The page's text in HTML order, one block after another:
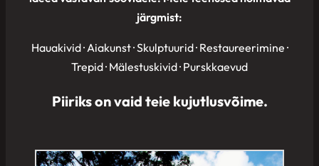
järgmist:
Hauakivid · Aiakunst · Skulptuurid · Restaureerimine ·
Trepid · Mälestuskivid · Purskkaevud
Piiriks on vaid teie kujutlusvõime.